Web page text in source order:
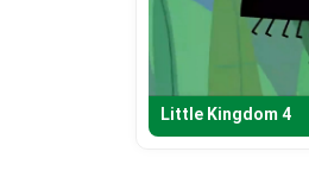
Little Kingdom 4